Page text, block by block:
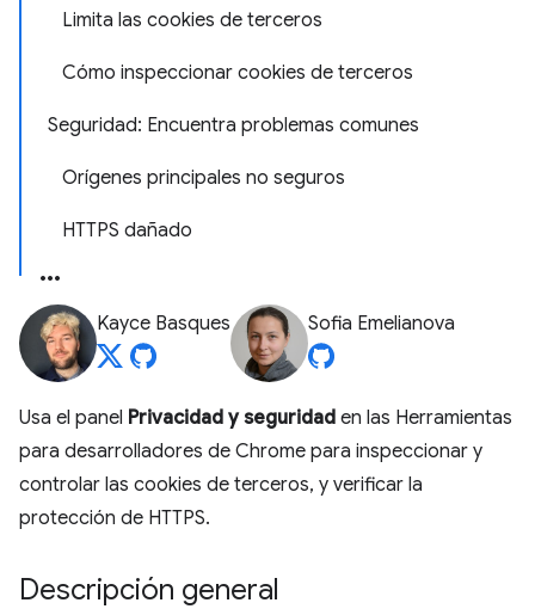
Limita las cookies de terceros
Cómo inspeccionar cookies de terceros
Seguridad: Encuentra problemas comunes
Orígenes principales no seguros
HTTPS dañado
Kayce Basques Sofia Emelianova
Usa el panel Privacidad y seguridad en las Herramientas
para desarrolladores de Chrome para inspeccionar y
controlar las cookies de terceros, y verificar la
protección de HTTPS.
Descripción general